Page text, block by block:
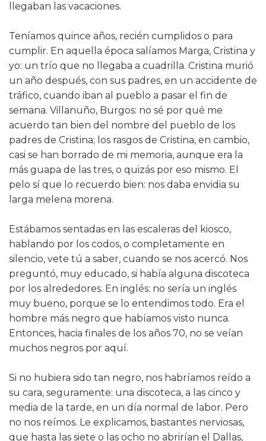
llegaban las vacaciones.
Teníamos quince años, recién cumplidos o para
cumplir. En aquella época salíamos Marga, Cristina y
yo: un trío que no llegaba a cuadrilla. Cristina murió
un año después, con sus padres, en un accidente de
tráfico, cuando iban al pueblo a pasar el fin de
semana. Villanuño, Burgos: no sé por qué me
acuerdo tan bien del nombre del pueblo de los
padres de Cristina; los rasgos de Cristina, en cambio,
casi se han borrado de mi memoria, aunque era la
más guapa de las tres, o quizás por eso mismo. El
pelo sí que lo recuerdo bien: nos daba envidia su
larga melena morena.
Estábamos sentadas en las escaleras del kiosco,
hablando por los codos, o completamente en
silencio, vete tú a saber, cuando se nos acercó. Nos
preguntó, muy educado, si había alguna discoteca
por los alrededores. En inglés: no sería un inglés
muy bueno, porque se lo entendimos todo. Era el
hombre más negro que habíamos visto nunca.
Entonces, hacia finales de los años 70, no se veían
muchos negros por aquí.
Si no hubiera sido tan negro, nos habríamos reído a
su cara, seguramente: una discoteca, a las cinco y
media de la tarde, en un día normal de labor. Pero
no nos reímos. Le explicamos, bastantes nerviosas,
que hasta las siete o las ocho no abrirían el Dallas,